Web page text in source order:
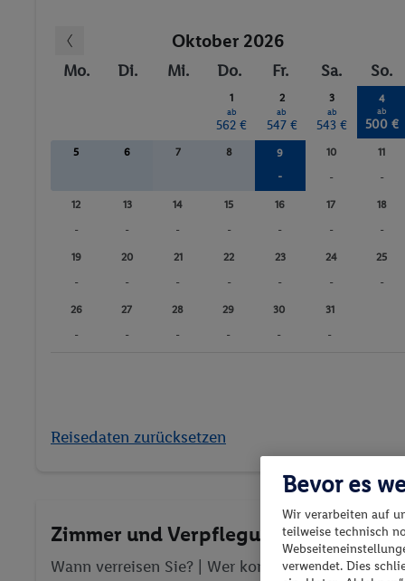
Oktober 2026
Mo. Di. Mi. Do. Fr. Sa. So.
1
ab
562 €
2
ab
547 €
3
ab
543 €
4
ab
500 €
5 6 7 8 9
-
10
-
11
-
12
-
13
-
14
-
15
-
16
-
17
-
18
-
19
-
20
-
21
-
22
-
23
-
24
-
25
-
26
-
27
-
28
-
29
-
30
-
31
-
Reisedaten zurücksetzen
Zimmer und Verpflegung wählen
Wann verreisen Sie? | Wer kommt mit?| Wo geht
Bevor es
Wir verarbeiten auf
teilweise technisch
verwendet. Dies